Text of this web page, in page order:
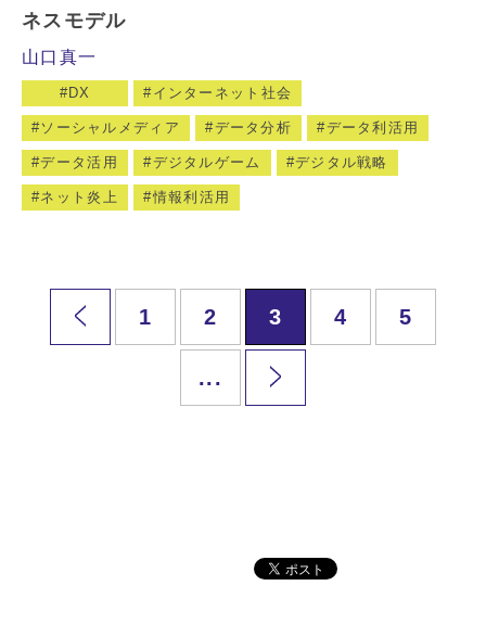
ネスモデル
山口真一
DX インターネット社会
ソーシャルメディア データ分析 データ利活用
データ活用 デジタルゲーム デジタル戦略
ネット炎上 情報利活用
1 2 3 4 5
...